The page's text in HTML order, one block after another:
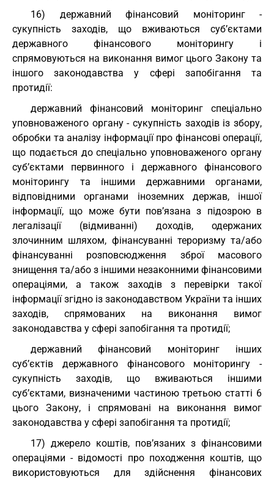
16) державний фінансовий моніторинг -
сукупність заходів, що вживаються суб’єктами
державного фінансового моніторингу і
спрямовуються на виконання вимог цього Закону та
іншого законодавства у сфері запобігання та
протидії:
державний фінансовий моніторинг спеціально
уповноваженого органу - сукупність заходів із збору,
обробки та аналізу інформації про фінансові операції,
що подається до спеціально уповноваженого органу
суб’єктами первинного і державного фінансового
моніторингу та іншими державними органами,
відповідними органами іноземних держав, іншої
інформації, що може бути пов’язана з підозрою в
легалізації (відмиванні) доходів, одержаних
злочинним шляхом, фінансуванні тероризму та/або
фінансуванні розповсюдження зброї масового
знищення та/або з іншими незаконними фінансовими
операціями, а також заходів з перевірки такої
інформації згідно із законодавством України та інших
заходів, спрямованих на виконання вимог
законодавства у сфері запобігання та протидії;
державний фінансовий моніторинг інших
суб’єктів державного фінансового моніторингу -
сукупність заходів, що вживаються іншими
суб’єктами, визначеними частиною третьою статті 6
цього Закону, і спрямовані на виконання вимог
законодавства у сфері запобігання та протидії;
17) джерело коштів, пов’язаних з фінансовими
операціями - відомості про походження коштів, що
використовуються для здійснення фінансових